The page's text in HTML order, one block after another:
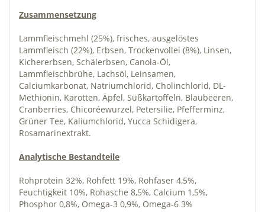
Zusammensetzung
Lammfleischmehl (25%), frisches, ausgelöstes
Lammfleisch (22%), Erbsen, Trockenvollei (8%), Linsen,
Kichererbsen, Schälerbsen, Canola-Öl,
Lammfleischbrühe, Lachsöl, Leinsamen,
Calciumkarbonat, Natriumchlorid, Cholinchlorid, DL-
Methionin, Karotten, Äpfel, Süßkartoffeln, Blaubeeren,
Cranberries, Chicoréewurzel, Petersilie, Pfefferminz,
Grüner Tee, Kaliumchlorid, Yucca Schidigera,
Rosamarinextrakt.
Analytische Bestandteile
Rohprotein 32%, Rohfett 19%, Rohfaser 4,5%,
Feuchtigkeit 10%, Rohasche 8,5%, Calcium 1,5%,
Phosphor 0,8%, Omega-3 0,9%, Omega-6 3%